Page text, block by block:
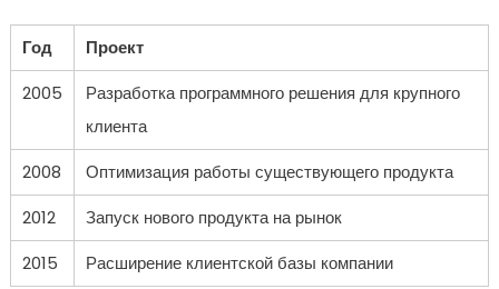
Год
Проект
2005
Разработка программного решения для крупного
клиента
2008
Оптимизация работы существующего продукта
2012
Запуск нового продукта на рынок
2015
Расширение клиентской базы компании